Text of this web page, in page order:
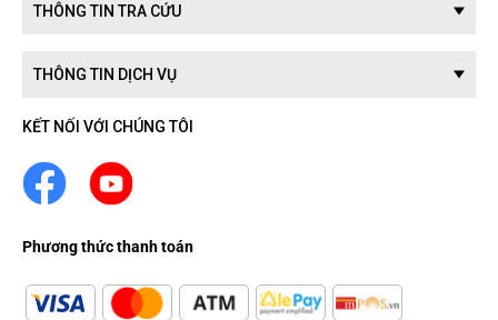
THÔNG TIN TRA CỨU
THÔNG TIN DỊCH VỤ
KẾT NỐI VỚI CHÚNG TÔI
Phương thức thanh toán